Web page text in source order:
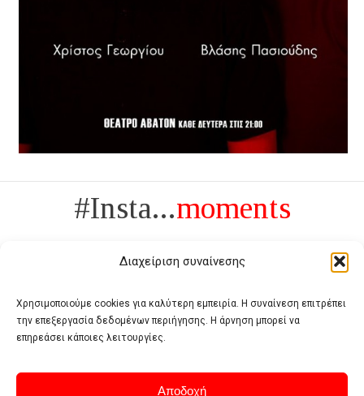
Διαχείριση συναίνεσης
Χρησιμοποιούμε cookies για καλύτερη εμπειρία. Η συναίνεση επιτρέπει
την επεξεργασία δεδομένων περιήγησης. Η άρνηση μπορεί να
επηρεάσει κάποιες λειτουργίες.
Αποδοχή
#Insta...moments
Πολυτέλεια δεν είναι το αντίθετο της ανέχειας, είναι το αντίθετο της